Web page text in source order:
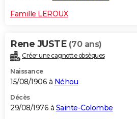
Famille LEROUX
Rene JUSTE (70 ans)
Créer une cagnotte obsèques
Naissance
15/08/1906 à Néhou
Décès
29/08/1976 à Sainte-Colombe